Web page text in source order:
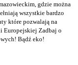
gdzie można
wszystkie bardzo
które pozwalają na
Europejskiej Zadbaj o
Bądź eko!